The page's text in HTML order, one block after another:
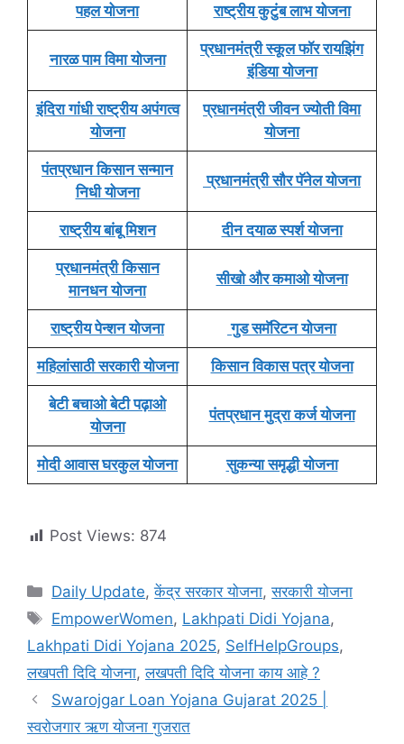
पहल योजना राष्ट्रीय कुटुंब लाभ योजना
नारळ पाम विमा योजना
प्रधानमंत्री स्कूल फॉर रायझिंग
इंडिया योजना
इंदिरा गांधी राष्ट्रीय अपंगत्व
योजना
प्रधानमंत्री जीवन ज्योती विमा
योजना
पंतप्रधान किसान सन्मान
निधी योजना
प्रधानमंत्री सौर पॅनेल योजना
राष्ट्रीय बांबू मिशन दीन दयाळ स्पर्श योजना
प्रधानमंत्री किसान
मानधन योजना
सीखो और कमाओ योजना
राष्ट्रीय पेन्शन योजना गुड समॅरिटन योजना
महिलांसाठी सरकारी योजना किसान विकास पत्र योजना
बेटी बचाओ बेटी पढ़ाओ
योजना
पंतप्रधान मुद्रा कर्ज योजना
मोदी आवास घरकुल योजना सुकन्या समृद्धी योजना
Post Views: 874
Categories
Daily Update,केंद्र सरकार योजना,सरकारी योजना
Tags
EmpowerWomen, Lakhpati Didi Yojana,
Lakhpati Didi Yojana 2025, SelfHelpGroups,
लखपती दिदि योजना,लखपती दिदि योजना काय आहे ?
Swarojgar Loan Yojana Gujarat 2025 |
स्वरोजगार ऋण योजना गुजरात